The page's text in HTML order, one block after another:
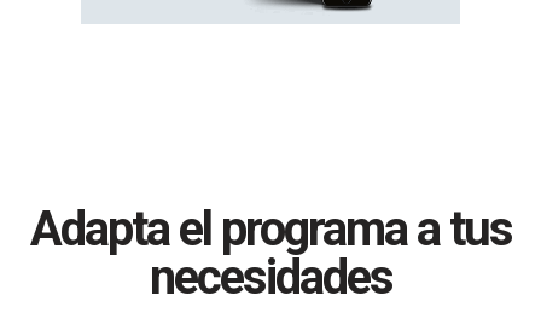
Adapta el programa a tus
necesidades